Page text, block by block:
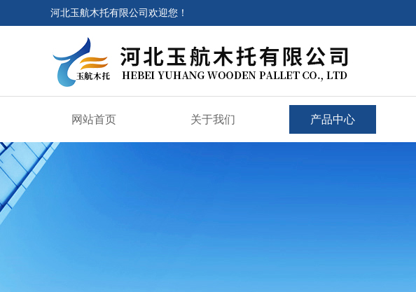
河北玉航木托有限公司欢迎您！
网站首页 关于我们 产品中心